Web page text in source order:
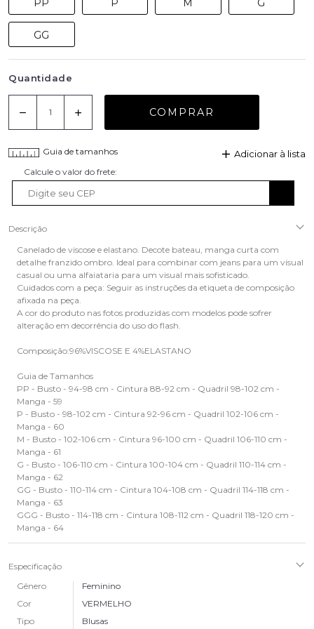
PP P M G
GG
Quantidade
COMPRAR
Guia de tamanhos Adicionar à lista
Descrição
Canelado de viscose e elastano. Decote bateau, manga curta com
detalhe franzido ombro. Ideal para combinar com jeans para um visual
casual ou uma alfaiataria para um visual mais sofisticado.
Cuidados com a peça: Seguir as instruções da etiqueta de composição
afixada na peça.
A cor do produto nas fotos produzidas com modelos pode sofrer
alteração em decorrência do uso do flash.
Composição:96%VISCOSE E 4%ELASTANO
Guia de Tamanhos
PP - Busto - 94-98 cm - Cintura 88-92 cm - Quadril 98-102 cm -
Manga - 59
P - Busto - 98-102 cm - Cintura 92-96 cm - Quadril 102-106 cm -
Manga - 60
M - Busto - 102-106 cm - Cintura 96-100 cm - Quadril 106-110 cm -
Manga - 61
G - Busto - 106-110 cm - Cintura 100-104 cm - Quadril 110-114 cm -
Manga - 62
GG - Busto - 110-114 cm - Cintura 104-108 cm - Quadril 114-118 cm -
Manga - 63
GGG - Busto - 114-118 cm - Cintura 108-112 cm - Quadril 118-120 cm -
Manga - 64
Especificação
Gênero
Feminino
Cor
VERMELHO
Tipo
Blusas